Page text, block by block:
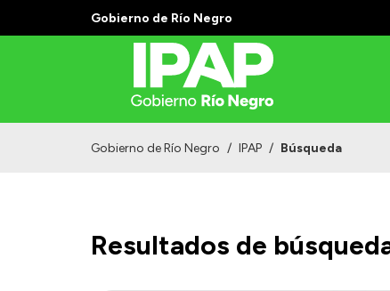
Gobierno de Río Negro
Gobierno de Río Negro / IPAP / Búsqueda
Resultados de